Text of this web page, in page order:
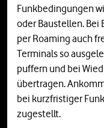
Funkbedingungen
oder Baustellen. Bei
per Roaming auch
Terminals so
puffern und bei
übertragen.
bei kurzfristiger
zugestellt.